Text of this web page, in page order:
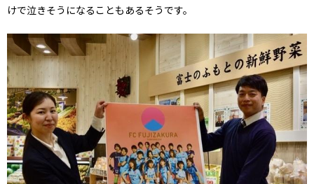
けで泣きそうになることもあるそうです。